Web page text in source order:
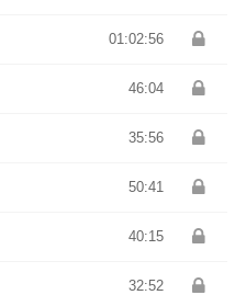
01:02:56
46:04
35:56
50:41
40:15
32:52